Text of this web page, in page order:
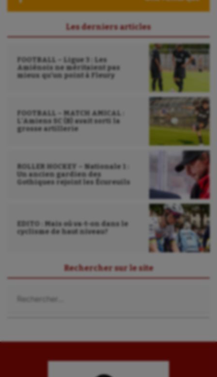
Parkour
Patinage artistique
Plongée
Roller-derby
Sarbacane
Sport adapté
Sport handicap
Sport-entreprise
Tir à l'arc
Triathlon
UNSS
Voile
Les derniers articles
FOOTBALL – Ligue 3 : Les
Amiénois ne méritaient pas
mieux qu’un point à Fleury
FOOTBALL – MATCH AMICAL :
L’Amiens SC (B) avait sorti la
grosse artillerie
ROLLER HOCKEY – Nationale 1 :
Un ancien gardien des
Gothiques rejoint les Écureuils
EDITO : Mais où va-t-on dans le
cyclisme de haut niveau?
Rechercher sur le site